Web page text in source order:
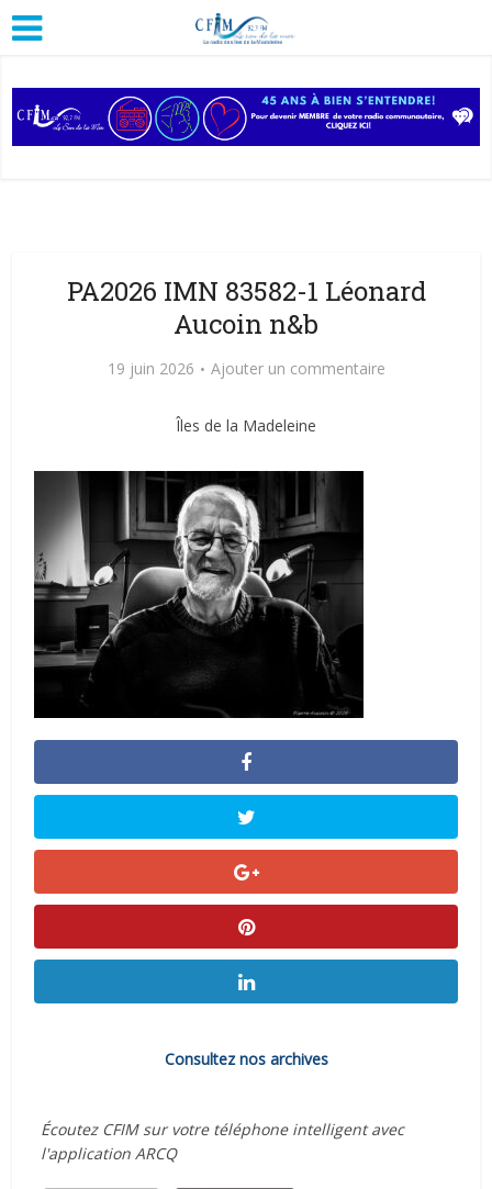
PA2026 IMN 83582-1 Léonard
Aucoin n&b
19 juin 2026 Ajouter un commentaire
Îles de la Madeleine
Consultez nos archives
Écoutez CFIM sur votre téléphone intelligent avec
l'application ARCQ